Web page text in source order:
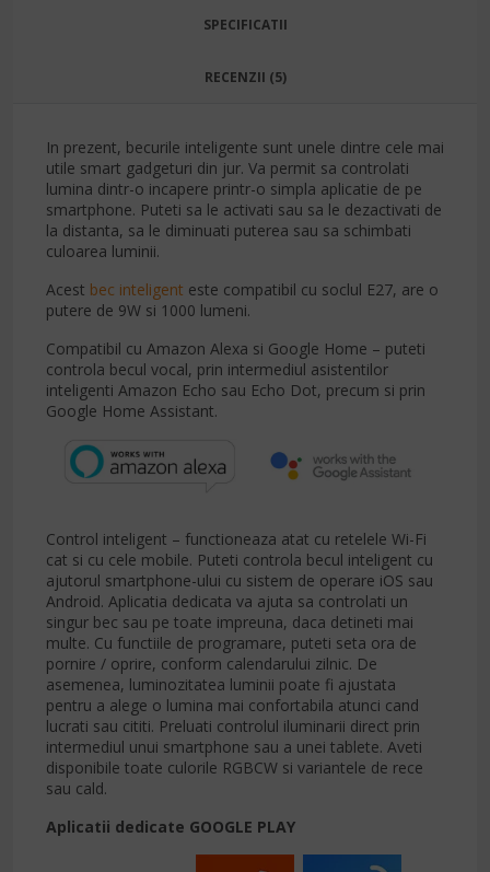
SPECIFICATII
RECENZII (5)
In prezent, becurile inteligente sunt unele dintre cele mai
utile smart gadgeturi din jur. Va permit sa controlati
lumina dintr-o incapere printr-o simpla aplicatie de pe
smartphone. Puteti sa le activati sau sa le dezactivati de
la distanta, sa le diminuati puterea sau sa schimbati
culoarea luminii.
Acest bec inteligent este compatibil cu soclul E27, are o
putere de 9W si 1000 lumeni.
Compatibil cu Amazon Alexa si Google Home – puteti
controla becul vocal, prin intermediul asistentilor
inteligenti Amazon Echo sau Echo Dot, precum si prin
Google Home Assistant.
Control inteligent – functioneaza atat cu retelele Wi-Fi
cat si cu cele mobile. Puteti controla becul inteligent cu
ajutorul smartphone-ului cu sistem de operare iOS sau
Android. Aplicatia dedicata va ajuta sa controlati un
singur bec sau pe toate impreuna, daca detineti mai
multe. Cu functiile de programare, puteti seta ora de
pornire / oprire, conform calendarului zilnic. De
asemenea, luminozitatea luminii poate fi ajustata
pentru a alege o lumina mai confortabila atunci cand
lucrati sau cititi. Preluati controlul iluminarii direct prin
intermediul unui smartphone sau a unei tablete. Aveti
disponibile toate culorile RGBCW si variantele de rece
sau cald.
Aplicatii dedicate GOOGLE PLAY